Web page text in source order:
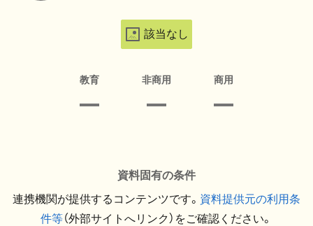
該当なし
教育 非商用 商用
資料固有の条件
連携機関が提供するコンテンツです。 資料提供元の利用条
件等（外部サイトへリンク）をご確認ください。